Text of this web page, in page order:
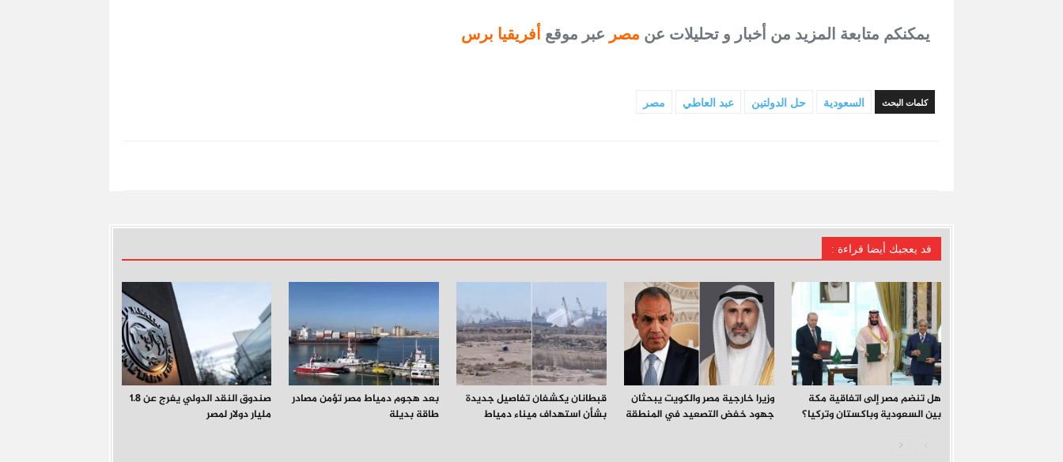
يمكنكم متابعة المزيد من أخبار و تحليلات عن مصر عبر موقع أفريقيا برس
كلمات البحث السعودية حل الدولتين عبد العاطي مصر
قد يعجبك أيضا‎ قراءة :
هل تنضم مصر إلى اتفاقية مكة
بين السعودية وباكستان وتركيا؟
وزيرا خارجية مصر والكويت يبحثان
جهود خفض التصعيد في المنطقة
قبطانان يكشفان تفاصيل جديدة
بشأن استهداف ميناء دمياط
بعد هجوم دمياط مصر تؤمن مصادر
طاقة بديلة
صندوق النقد الدولي يفرج عن 1.8
مليار دولار لمصر